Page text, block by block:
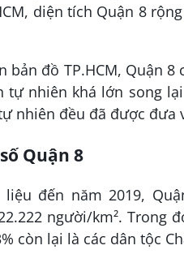
diện tích Quận 8
bản đồ TP.HCM, Quận
tự nhiên khá lớn song
nhiên đều đã được đưa
Quận 8
liệu đến năm 2019,
người/km². Trong
còn lại là các dân tộc